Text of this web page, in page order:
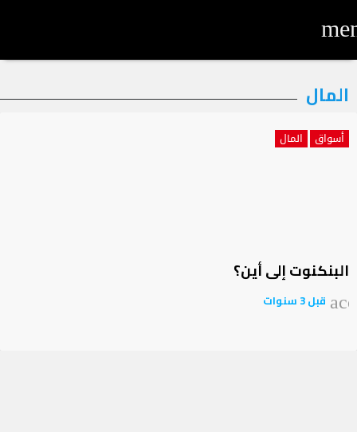
التصنيف:
المال
المال
أسواق المال
البنكنوت إلى أين؟
قبل 3 سنوات